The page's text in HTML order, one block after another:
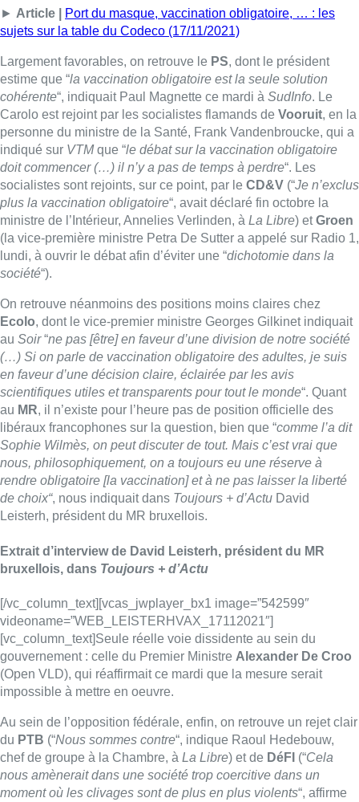
► Article |
Port du masque, vaccination obligatoire, … : les
sujets sur la table du Codeco (17/11/2021)
Largement favorables, on retrouve le PS, dont le président
estime que “la vaccination obligatoire est la seule solution
cohérente“, indiquait Paul Magnette ce mardi à SudInfo. Le
Carolo est rejoint par les socialistes flamands de Vooruit, en la
personne du ministre de la Santé, Frank Vandenbroucke, qui a
indiqué sur VTMque “le débat sur la vaccination obligatoire
doit commencer (…) il n’y a pas de temps à perdre“. Les
socialistes sont rejoints, sur ce point, par le CD&V (“Je n’exclus
plus la vaccination obligatoire“, avait déclaré fin octobre la
ministre de l’Intérieur, Annelies Verlinden, à La Libre) etGroen
(la vice-première ministre Petra De Sutter a appelé sur Radio 1,
lundi, à ouvrir le débat afin d’éviter une “dichotomie dans la
société“).
On retrouve néanmoins des positions moins claires chez
Ecolo, dont le vice-premier ministre Georges Gilkinet indiquait
au Soir“ne pas [être] en faveur d’une division de notre société
(…) Si on parle de vaccination obligatoire des adultes, je suis
en faveur d’une décision claire, éclairée par les avis
scientifiques utiles et transparents pour tout le monde“. Quant
au MR, il n’existe pour l’heure pas de position officielle des
libéraux francophones sur la question, bien que “comme l’a dit
Sophie Wilmès, on peut discuter de tout. Mais c’est vrai que
nous, philosophiquement, on a toujours eu une réserve à
rendre obligatoire [la vaccination] et à ne pas laisser la liberté
de choix“, nous indiquait dans Toujours + d’Actu David
Leisterh, président du MR bruxellois.
Extrait d’interview de David Leisterh, président du MR
bruxellois, dans Toujours + d’Actu
[/vc_column_text][vcas_jwplayer_bx1 image=”542599″
videoname=”WEB_LEISTERHVAX_17112021″]
[vc_column_text]Seule réelle voie dissidente au sein du
gouvernement : celle du Premier Ministre Alexander De Croo
(Open VLD), qui réaffirmait ce mardi que la mesure serait
impossible à mettre en oeuvre.
Au sein de l’opposition fédérale, enfin, on retrouve un rejet clair
du PTB (“Nous sommes contre“, indique Raoul Hedebouw,
chef de groupe à la Chambre, à La Libre) et de DéFI (“Cela
nous amènerait dans une société trop coercitive dans un
moment où les clivages sont de plus en plus violents“, affirme